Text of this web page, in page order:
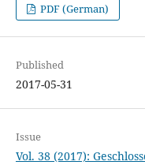
PDF (German)
Published
2017-05-31
Issue
Vol. 38 (2017):